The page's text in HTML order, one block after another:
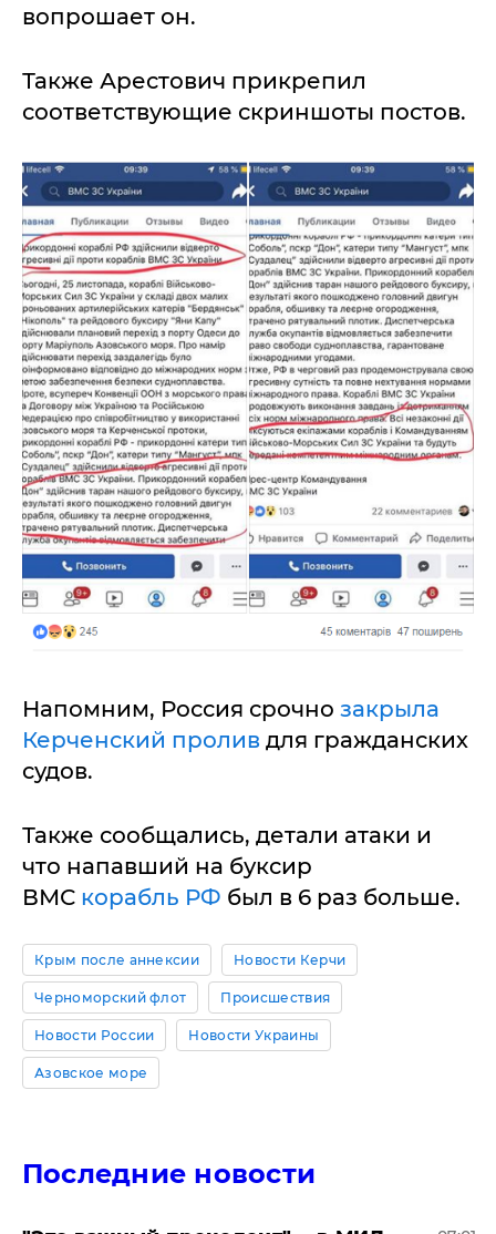
вопрошает он.
Также Арестович прикрепил
соответствующие скриншоты постов.
Напомним, Россия срочно закрыла
Керченский пролив для гражданских
судов.
Также сообщались, детали атаки и
что напавший на буксир
ВМС корабль РФ был в 6 раз больше.
Крым после аннексии Новости Керчи
Черноморский флот Происшествия
Новости России Новости Украины
Азовское море
Последние новости